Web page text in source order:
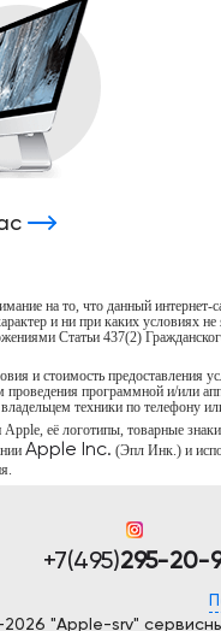
на то, что данный интернет-
и ни при каких условиях не
Статьи 437(2)
и стоимость предоставления
проведения программной и/или
техники по телефону
её логотипы, товарные
Apple Inc. (Эпл Инк.) и
+7(495)295-20-
"Apple-srv"